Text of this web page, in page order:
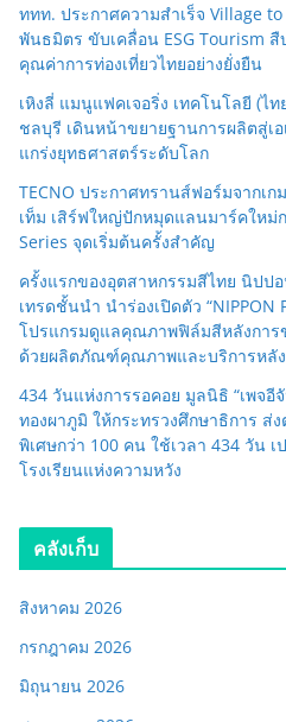
ททท. ประกาศความสำเร็จ Village
พันธมิตร ขับเคลื่อน ESG Tourism
คุณค่าการท่องเที่ยวไทยอย่างยั่งยืน
เหิงลี่ แมนูแฟคเจอริ่ง เทคโนโลยี (ไ
ชลบุรี เดินหน้าขยายฐานการผลิตสู่เอ
แกร่งยุทธศาสตร์ระดับโลก
TECNO ประกาศทรานส์ฟอร์มจากเ
เท็ม เสิร์ฟใหญ่ปักหมุดแลนมาร์คใหม่
Series จุดเริ่มต้นครั้งสำคัญ
ครั้งแรกของอุตสาหกรรมสีไทย นิปป
เทรดชั้นนำ นำร่องเปิดตัว “NIPPON
โปรแกรมดูแลคุณภาพฟิล์มสีหลังการ
ด้วยผลิตภัณฑ์คุณภาพและบริการหลัง
434 วันแห่งการรอคอย มูลนิธิ “เพจอี
ทองผาภูมิ ให้กระทรวงศึกษาธิการ ส่
พิเศษกว่า 100 คน ใช้เวลา 434 วัน
โรงเรียนแห่งความหวัง
คลังเก็บ
สิงหาคม 2026
กรกฎาคม 2026
มิถุนายน 2026